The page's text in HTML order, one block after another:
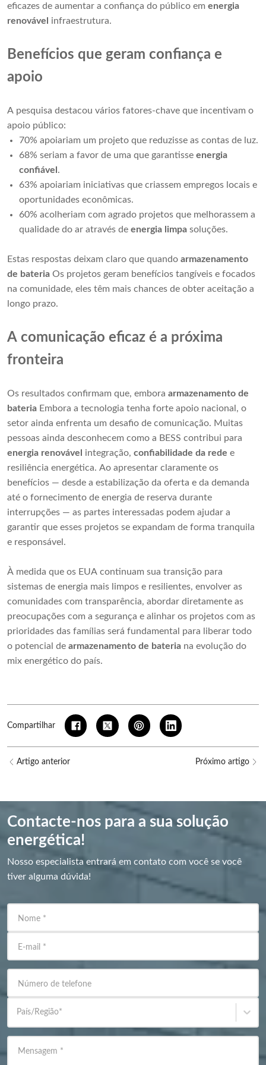
eficazes de aumentar a confiança do público em energia
renovável
infraestrutura.
Benefícios que geram confiança e
apoio
A pesquisa destacou vários fatores-chave que incentivam o
apoio público:
70% apoiariam um projeto que reduzisse as contas de luz.
68% seriam a favor de uma que garantisse energia
confiável .
63% apoiariam iniciativas que criassem empregos locais e
oportunidades econômicas.
60% acolheriam com agrado projetos que melhorassem a
qualidade do ar através de energia limpa soluções.
Estas respostas deixam claro que quando armazenamento
de bateria Os projetos geram benefícios tangíveis e focados
na comunidade, eles têm mais chances de obter aceitação a
longo prazo.
A comunicação eficaz é a próxima
fronteira
Os resultados confirmam que, embora armazenamento de
bateria Embora a tecnologia tenha forte apoio nacional, o
setor ainda enfrenta um desafio de comunicação. Muitas
pessoas ainda desconhecem como a BESS contribui para
energia renovável
integração, confiabilidade da rede e
resiliência energética. Ao apresentar claramente os
benefícios — desde a estabilização da oferta e da demanda
até o fornecimento de energia de reserva durante
interrupções — as partes interessadas podem ajudar a
garantir que esses projetos se expandam de forma tranquila
e responsável.
À medida que os EUA continuam sua transição para
sistemas de energia mais limpos e resilientes, envolver as
comunidades com transparência, abordar diretamente as
preocupações com a segurança e alinhar os projetos com as
prioridades das famílias será fundamental para liberar todo
o potencial de armazenamento de bateria na evolução do
mix energético do país.
Compartilhar
Artigo anterior Próximo artigo
Contacte-nos para a sua solução
energética!
Nosso especialista entrará em contato com você se você
tiver alguma dúvida!
Nome *
E-mail *
Número de telefone
País/Região*
Mensagem *